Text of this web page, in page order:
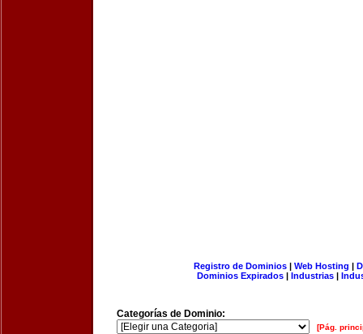
Registro de Dominios| Web Hosting |
Dominios Expirados | Industrias |
Categorías de Dominio:
[Pág.